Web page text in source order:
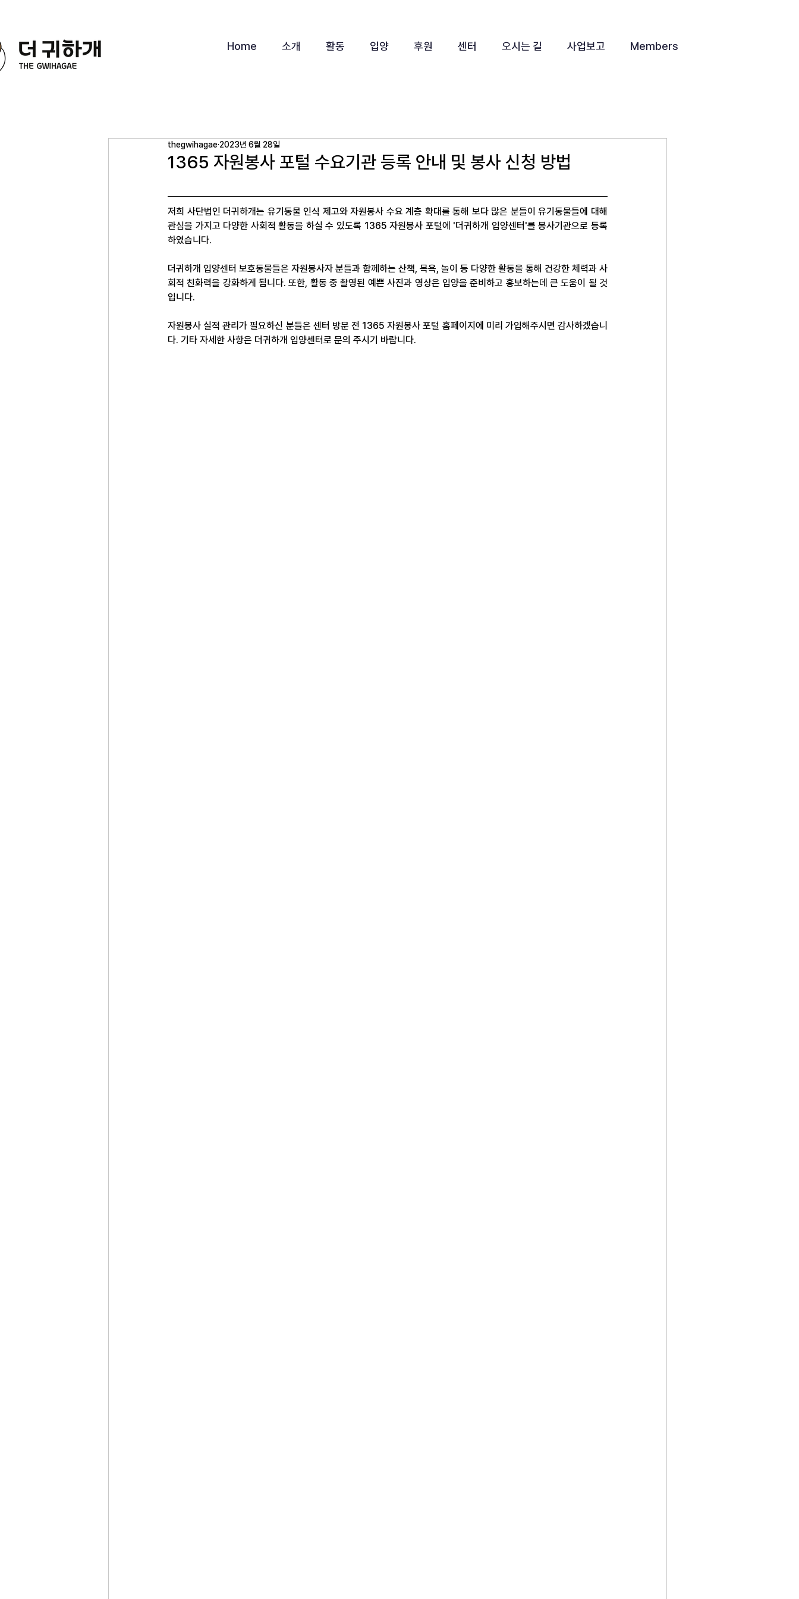
Home 소개 활동 입양 후원 센터 오시는 길 사업보고 Members
1365 자원봉사 포털 수요기관 등록 안내 및 봉사 신청 방법
thegwihagae 2023년 6월 28일
저희 사단법인 더귀하개는 유기동물 인식 제고와 자원봉사 수요 계층 확대를 통해 보다 많은 분들이 유기동물들에 대해
관심을 가지고 다양한 사회적 활동을 하실 수 있도록 1365 자원봉사 포털에 '더귀하개 입양센터'를 봉사기관으로 등록
하였습니다.
더귀하개 입양센터 보호동물들은 자원봉사자 분들과 함께하는 산책, 목욕, 놀이 등 다양한 활동을 통해 건강한 체력과 사
회적 친화력을 강화하게 됩니다. 또한, 활동 중 촬영된 예쁜 사진과 영상은 입양을 준비하고 홍보하는데 큰 도움이 될 것
입니다.
자원봉사 실적 관리가 필요하신 분들은 센터 방문 전 1365 자원봉사 포털 홈페이지에 미리 가입해주시면 감사하겠습니
다. 기타 자세한 사항은 더귀하개 입양센터로 문의 주시기 바랍니다.